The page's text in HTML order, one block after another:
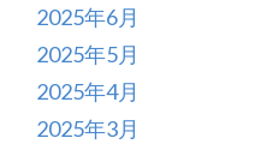
2025年6月
2025年5月
2025年4月
2025年3月